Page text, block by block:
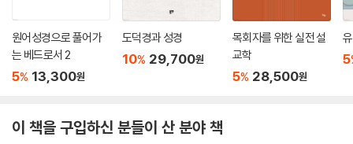
다시 등장하지만, 사실은 새로운 관용어로 나타난다. 평화(5장을 보라)와
부활/불멸과 같이 로마서에서 덜 주목을 받았던 다른 중요한 주제들도 본
장의 로마서 해설에서 나타난다. 여기서 새로운 것은 참여, 구체적으로 하
나님의 의(또는 정의)와 영광에 참여하는 것이 강하게 강조된다는 것이다.
---「8장 하나님의 정의/의와 영광의 복음 구현하기: 로마서에 나타난
한 신학적 통찰력을 가지고 고먼은 하나님의 선교에 대한 바울의 풍성하고
- 딘 플레밍 (『온전한 하나님의 선교의 회복』 저자)
도하는 바울학자들 가운데 한 명인 고먼은 복음 자체가 지니고 있는 선교
원어성경으로 풀어가
는 베드로서 2
5% 13,300원
도덕경과 성경
10% 29,700원
목회자를 위한 실전 설
교학
5% 28,500원
5
이 책을 구입하신 분들이 산 분야 책